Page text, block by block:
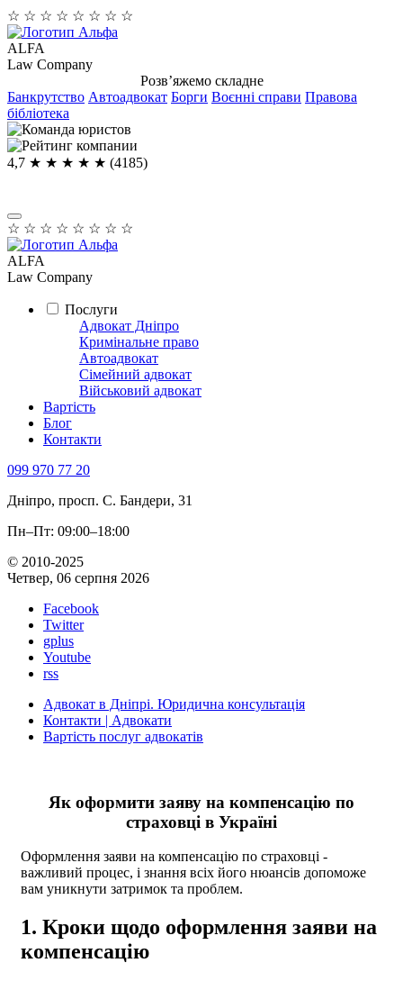
☆ ☆ ☆ ☆ ☆ ☆ ☆ ☆
ALFA
Law Company
Розв’яжемо складне
Банкрутство Автоадвокат Борги Воєнні справи Правова
бібліотека
4,7 ★ ★ ★ ★ ★ (4185)
☆ ☆ ☆ ☆ ☆ ☆ ☆ ☆
ALFA
Law Company
Послуги
Адвокат Дніпро
Кримінальне право
Автоадвокат
Сімейний адвокат
Військовий адвокат
Вартість
Блог
Контакти
099 970 77 20
Дніпро, просп. С. Бандери, 31
Пн–Пт: 09:00–18:00
© 2010-2025
Четвер, 06 серпня 2026
Facebook
Twitter
gplus
Youtube
rss
Адвокат в Дніпрі. Юридична консультація
Контакти | Адвокати
Вартість послуг адвокатів
Як оформити заяву на компенсацію по
страховці в Україні
Оформлення заяви на компенсацію по страховці -
важливий процес, і знання всіх його нюансів допоможе
вам уникнути затримок та проблем.
1. Кроки щодо оформлення заяви на
компенсацію